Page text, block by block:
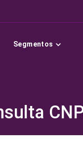
Segmentos